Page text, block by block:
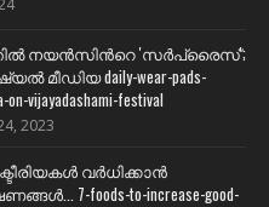
നയന്‍സിന്‍റെ 'സര്‍പ്രൈസ്';
മീഡിയ daily-wear-pads-
on-vijayadashami-festival
2023
വര്‍ധിക്കാന്‍
7-foods-to-increase-good-